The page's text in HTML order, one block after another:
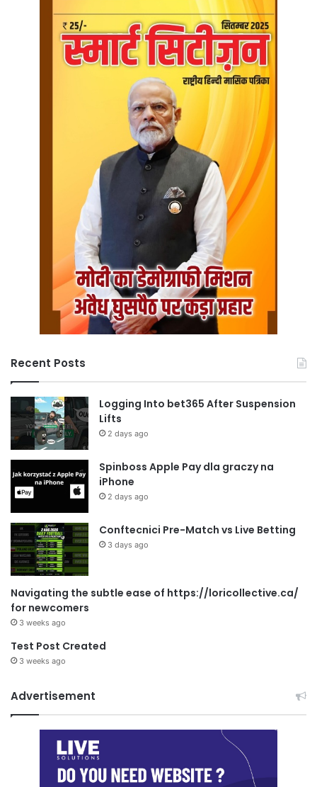
Recent Posts
Logging Into bet365 After Suspension
Lifts
2 days ago
Spinboss Apple Pay dla graczy na
iPhone
2 days ago
Conftecnici Pre-Match vs Live Betting
3 days ago
Navigating the subtle ease of https://loricollective.ca/
for newcomers
3 weeks ago
Test Post Created
3 weeks ago
Advertisement